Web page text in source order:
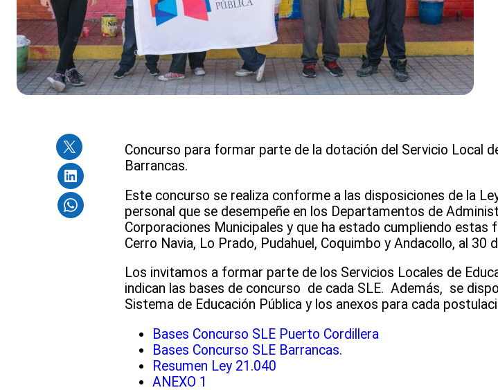
Concurso para formar parte de la dotación del Servicio Local
Barrancas.
Este concurso se realiza conforme a las disposiciones de la
personal que se desempeñe en los Departamentos de
Corporaciones Municipales y que ha estado cumpliendo estas
Cerro Navia, Lo Prado, Pudahuel, Coquimbo y Andacollo, al 30
Los invitamos a formar parte de los Servicios Locales de
indican las bases de concurso de cada SLE. Además, se
Sistema de Educación Pública y los anexos para cada
Bases Concurso SLE Puerto Cordillera
Bases Concurso SLE Barrancas.
Resumen Ley 21.040
ANEXO 1